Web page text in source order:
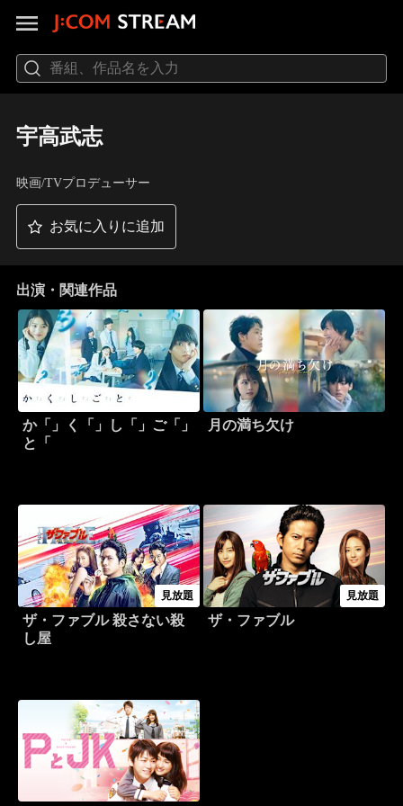
宇高武志
映画/TVプロデューサー
お気に入りに追加
出演・関連作品
か「」く「」し「」ご「」
と「
月の満ち欠け
見放題
ザ・ファブル 殺さない殺
し屋
見放題
ザ・ファブル